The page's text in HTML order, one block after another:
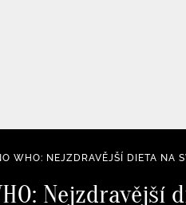
WHO: NEJZDRAVĚJŠÍ DIETA NA
Nejzdravější